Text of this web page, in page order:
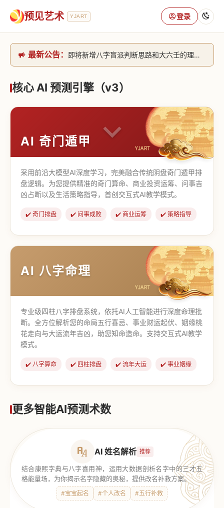
预见艺术 YJART 登录
最新公告：
即将新增八字盲派判断思路和大六壬的理气+取像判断思路。[内侧中，捐赠会员可用]2026/6/30
网站升级完成，升级全模块的算法，限时开放用户注册。2026/6/27
核心 AI 预测引擎（v3）
AI 奇门遁甲
采用前沿大模型AI深度学习，完美融合传统阴盘奇门遁甲排
盘逻辑。为您提供精准的奇门算命、商业投资运筹、问事吉
凶占断以及生活策略指导，首创交互式AI教学模式。
✔️ 奇门排盘 ✔️ 问事成败 ✔️ 商业运筹 ✔️ 策略指导
【道家奇门】 【传统奇门】
AI 八字命理
专业级四柱八字排盘系统，依托AI人工智能进行深度命理批
断。全方位解析您的命局五行喜忌、事业财运起伏、姻缘桃
花走向与大运流年吉凶，助您知命造命。支持交互式AI教学
模式。
✔️ 八字算命 ✔️ 四柱排盘 ✔️ 流年大运 ✔️ 事业姻缘
更多智能AI预测术数
AI 姓名解析 推荐
结合康熙字典与八字喜用神，运用大数据剖析名字中的三才五
格能量场，为你揭示名字隐藏的奥秘，提供改名补救方案。
#宝宝起名 #个人改名 #五行补救